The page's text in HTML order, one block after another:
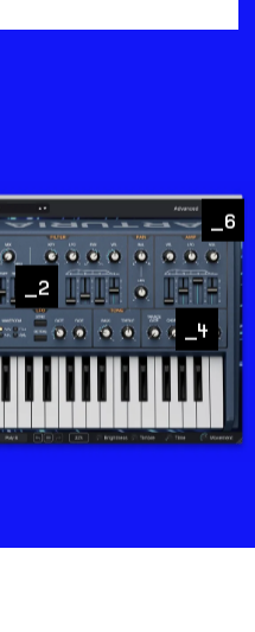
2
4
6